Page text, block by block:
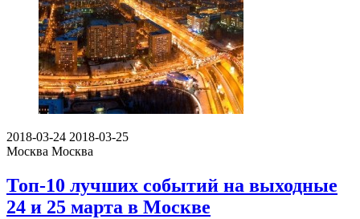
2018-03-24 2018-03-25
Москва Москва
Топ-10 лучших событий на выходные
24 и 25 марта в Москве